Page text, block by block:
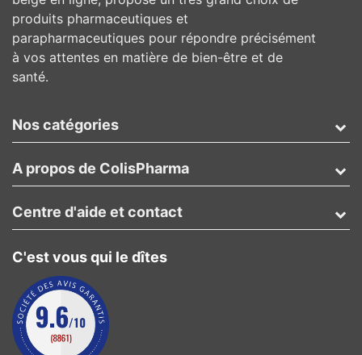
produits pharmaceutiques et
parapharmaceutiques pour répondre précisément
à vos attentes en matière de bien-être et de
santé.
Nos catégories
A propos de ColisPharma
C'est vous qui le dîtes
Centre d'aide et contact